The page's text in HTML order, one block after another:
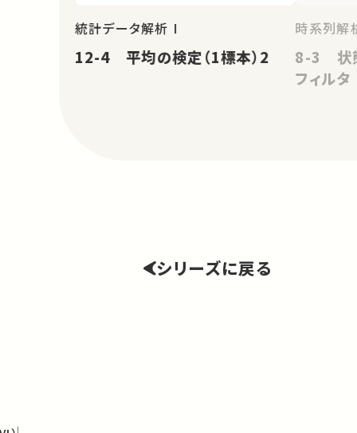
統計データ解析 I
12-4 平均の検定（1標本）2
時系列解
8-3 状
フィルタ
シリーズに戻る